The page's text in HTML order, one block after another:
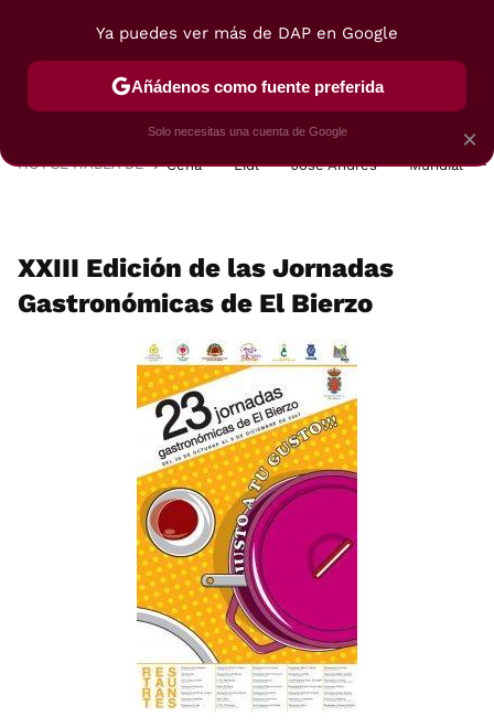
POSTRES VIAJES SELECCIÓN VEGUI
HOY SE HABLA DE Cena Lidl José Andrés Mundial
XXIII Edición de las Jornadas
Gastronómicas de El Bierzo
×
Ya puedes ver más de DAP en Google
Añádenos como fuente preferida
Solo necesitas una cuenta de Google